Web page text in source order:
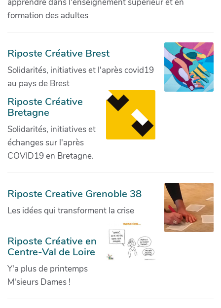
formation des adultes
Riposte Créative Brest
Solidarités, initiatives et l'après covid19
au pays de Brest
Riposte Créative
Bretagne
Solidarités, initiatives et
échanges sur l'après
COVID19 en Bretagne.
Riposte Creative Grenoble 38
Les idées qui transforment la crise
Riposte Créative en
Centre-Val de Loire
Y'a plus de printemps
M'sieurs Dames !